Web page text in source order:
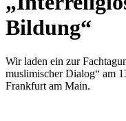
Bildung“
Wir laden ein zur
muslimischer Dialog“ am
Frankfurt am Main.